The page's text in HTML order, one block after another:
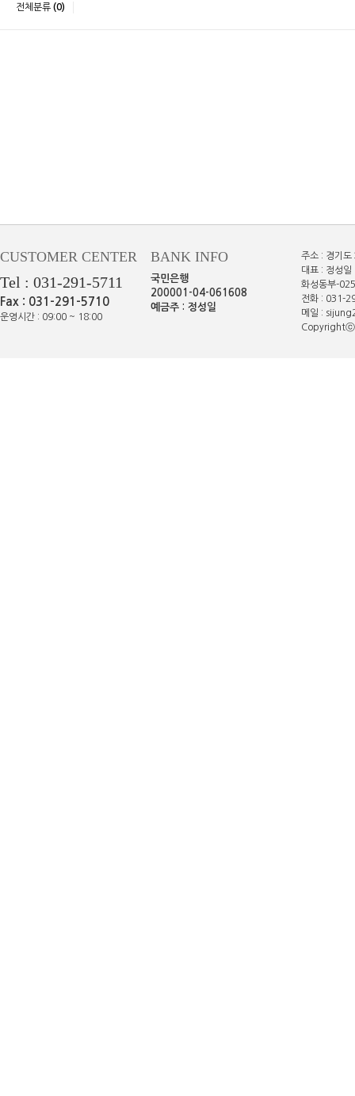
전체분류 (0)
CUSTOMER CENTER
Tel : 031-291-5711
Fax : 031-291-5710
운영시간 : 09:00 ~ 18:00
BANK INFO
국민은행
200001-04-061608
예금주 : 정성일
주소 : 경기
대표 : 정성
화성동부-
전화 : 031-
메일 :